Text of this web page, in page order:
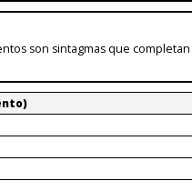
son sintagmas que completan